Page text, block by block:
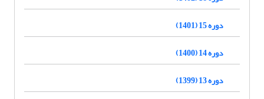
دوره 15 (1401)
دوره 14 (1400)
دوره 13 (1399)